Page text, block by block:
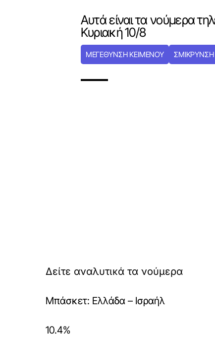
Αυτά είναι τα νούμερα
Κυριακή 10/8
ΜΕΓΕΘΥΝΣΗ ΚΕΙΜΕΝΟΥ
Δείτε αναλυτικά τα νούμερα
Μπάσκετ: Ελλάδα – Ισραήλ
10.4%